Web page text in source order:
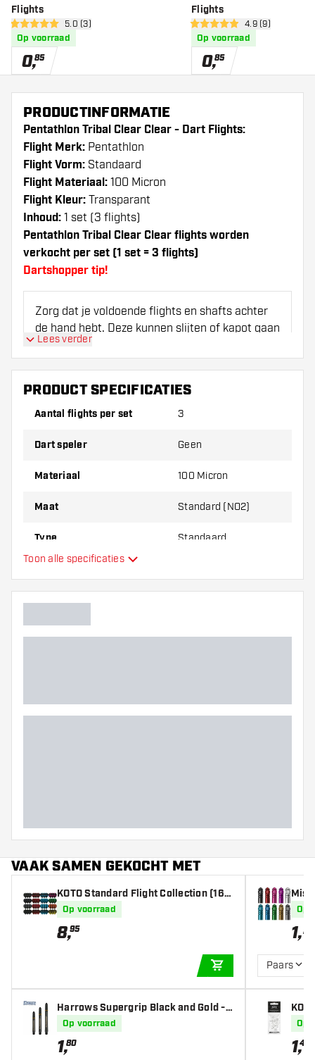
Flights
open reviews drawer
5 score sterren5.0 (3)
Op voorraad
0,85
Flights
open reviews
4.9 score sterren4.9 (9)
Op voorraad
0,85
PRODUCTINFORMATIE
Pentathlon Tribal Clear Clear - Dart Flights:
Flight Merk: Pentathlon
Flight Vorm: Standaard
Flight Materiaal: 100 Micron
Flight Kleur: Transparant
Inhoud: 1 set (3 flights)
Pentathlon Tribal Clear Clear flights worden
verkocht per set (1 set = 3 flights)
Dartshopper tip!
Zorg dat je voldoende flights en shafts achter
de hand hebt. Deze kunnen slijten of kapot gaan
door gebruik.
Probeer eens een andere vorm, materiaal of
welke variant het beste bij je past!
Lees verder
PRODUCT SPECIFICATIES
Aantal flights per set 3
Dart speler Geen
Materiaal 100 Micron
Maat Standard (NO2)
Type Standaard
Hoofdkleur
Toon alle specificaties
VAAK SAMEN GEKOCHT MET
KOTO Standard Flight Collection (16 s
ets) - Dart Flights
Op voorraad
8,95
IN WINKELWAGEN
Harrows Supergrip Black and Gold -
Dart Shafts
Op voorraad
1,80
Op
1,-
Paars
Op
1,45